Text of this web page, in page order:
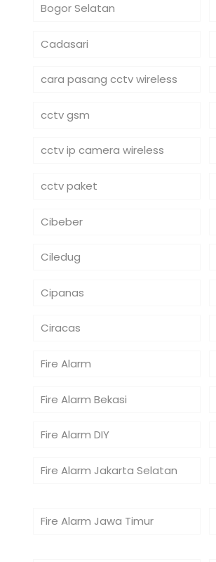
Bogor Selatan
Cadasari
cara pasang cctv wireless
cctv gsm
cctv ip camera wireless
cctv paket
Cibeber
Ciledug
Cipanas
Ciracas
Fire Alarm
Fire Alarm Bekasi
Fire Alarm DIY
Fire Alarm Jakarta Selatan
Fire Alarm Jawa Timur